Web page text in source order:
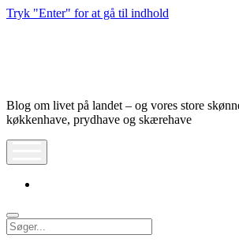
Tryk "Enter" for at gå til indhold
Blog om livet på landet – og vores store
køkkenhave, prydhave og skærehave
Søg